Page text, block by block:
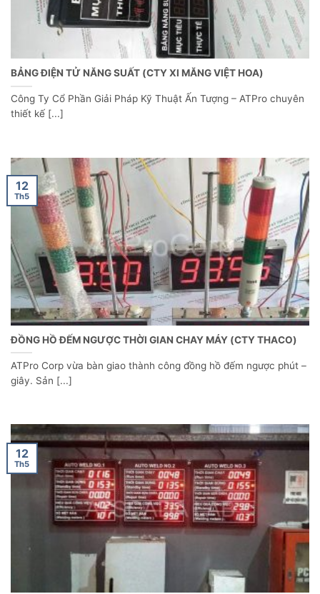
BẢNG ĐIỆN TỬ NĂNG SUẤT (CTY XI MĂNG VIỆT HOA)
Công Ty Cổ Phần Giải Pháp Kỹ Thuật Ấn Tượng – ATPro chuyên
thiết kế [...]
ĐỒNG HỒ ĐẾM NGƯỢC THỜI GIAN CHAY MÁY (CTY THACO)
ATPro Corp vừa bàn giao thành công đồng hồ đếm ngược phút –
giây. Sản [...]
12
Th5
12
Th5